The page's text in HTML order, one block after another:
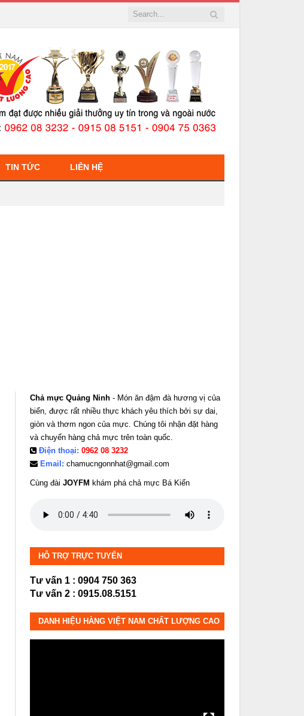
TIN TỨC LIÊN HỆ
Chả mực Quảng Ninh - Món ăn đậm đà hương vị của
biển, được rất nhiều thực khách yêu thích bởi sự dai,
giòn và thơm ngon của mực. Chúng tôi nhận đặt hàng
và chuyển hàng chả mực trên toàn quốc.
Điện thoại: 0962 08 3232
Email: chamucngonnhat@gmail.com
Cùng đài JOYFM khám phá chả mực Bá Kiến
HỖ TRỢ TRỰC TUYẾN
Tư vấn 1 : 0904 750 363
Tư vấn 2 : 0915.08.5151
DANH HIỆU HÀNG VIỆT NAM CHẤT LƯỢNG CAO